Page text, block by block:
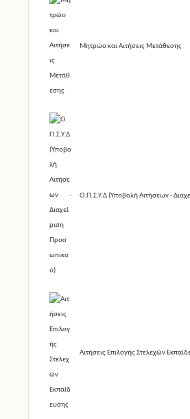
Μητρώο και Αιτήσεις Μετάθεσης
Ο.Π.Σ.Υ.Δ (Υποβολή Αιτήσεων -
Αιτήσεις Επιλογής Στελεχών